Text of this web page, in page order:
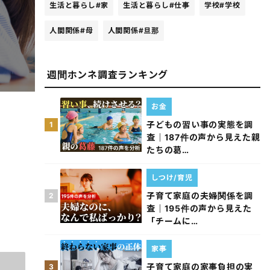
生活と暮らし#家 生活と暮らし#仕事 学校#学校
人間関係#母 人間関係#旦那
週間ホンネ調査ランキング
1
子どもの習い事の実態を調
査｜187件の声から見えた親
たちの葛…
お金
2
子育て家庭の夫婦関係を調
査｜195件の声から見えた
「チームに…
しつけ/育児
3 子育て家庭の家事負担の実
家事